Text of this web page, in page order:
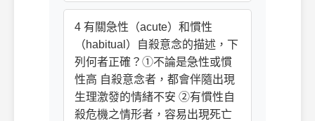
4 有關急性（acute）和慣性
（habitual）自殺意念的描述，下
列何者正確？①不論是急性或慣
性高 自殺意念者，都會伴隨出現
生理激發的情緒不安 ②有慣性自
殺危機之情形者，容易出現死亡